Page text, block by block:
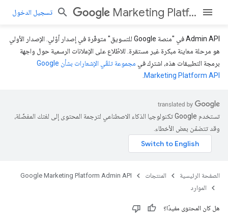
Marketing Platform Admin API تسجيل الدخول
‫Admin API في "منصة Google للتسويق" متوفّرة في إصدار أوّلي. الإصدار الأولي
هو مرحلة معاينة مبكرة غير مستقرة. للاطّلاع على الإعلانات الرسمية حول واجهة
برمجة التطبيقات هذه، اشترِك في
مجموعة تلقّي الإشعارات بشأن Google
Marketing Platform API
تستخدم Google تكنولوجيا الذكاء الاصطناعي لترجمة المحتوى إلى لغتك المفضّلة،
وقد تتضمّن بعض الأخطاء.
الصفحة الرئيسية المنتجات
Google Marketing Platform Admin API
الموارد
هل كان المحتوى مفيدًا؟